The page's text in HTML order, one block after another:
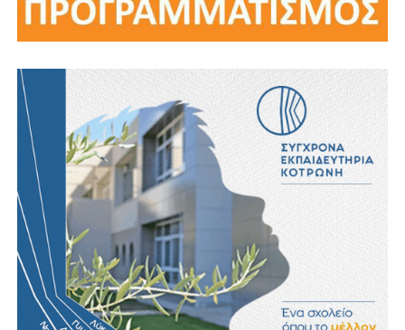
Βασίλης Μαθιουδάκης
billmathioudakis@hotmail.com
Βασίλης Μαθιουδάκης